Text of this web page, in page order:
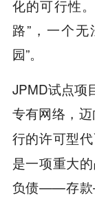
化的可行性
路”，一个
园”。
JPMD试点项
专有网络，
行的许可型
是一项重大
负债——存款